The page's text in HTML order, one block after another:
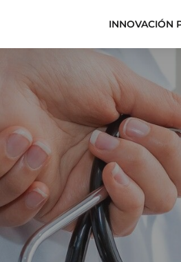
INNOVACIÓN